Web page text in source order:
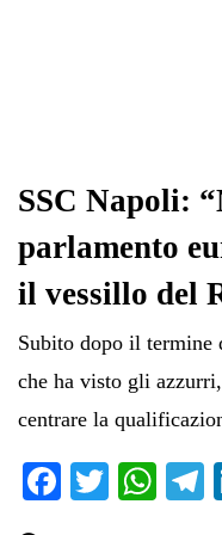
SSC Napoli:
parlamento
il vessillo del
Subito dopo il termine
che ha visto gli
centrare la
Fa T
W